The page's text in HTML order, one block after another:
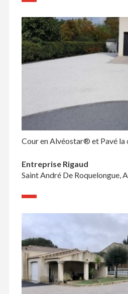
Cour en Alvéostar® et Pavé
Entreprise Rigaud
Saint André De Roquelongue,